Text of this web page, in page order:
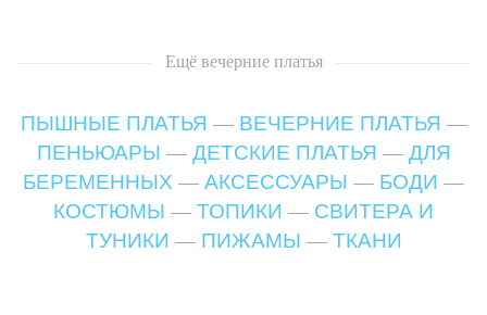
Ещё вечерние платья
ПЫШНЫЕ ПЛАТЬЯ — ВЕЧЕРНИЕ ПЛАТЬЯ —
ПЕНЬЮАРЫ — ДЕТСКИЕ ПЛАТЬЯ — ДЛЯ
БЕРЕМЕННЫХ — АКСЕССУАРЫ — БОДИ —
КОСТЮМЫ — ТОПИКИ — СВИТЕРА И
ТУНИКИ — ПИЖАМЫ — ТКАНИ